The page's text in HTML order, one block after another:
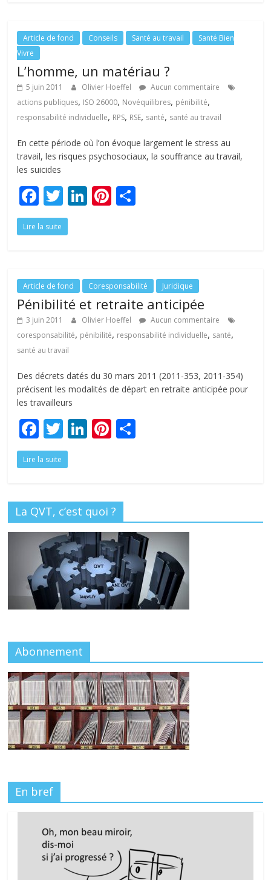
o
o
k
dI
n
st er
Article de fond Conseils Santé au travail
Santé Bien
Vivre
L’homme, un matériau ?
5 juin 2011 Olivier Hoeffel
Aucun commentaire
actions publiques, ISO 26000, Novéquilibres, pénibilité,
responsabilité individuelle, RPS, RSE, santé, santé au travail
En cette période où l’on évoque largement le stress au
travail, les risques psychosociaux, la souffrance au travail,
les suicides
F
ac
e
o
o
k
T
w
itt
Li
dI
n
Pi
st er
Lire la suite
Article de fond Coresponsabilité Juridique
Pénibilité et retraite anticipée
3 juin 2011 Olivier Hoeffel
Aucun commentaire
coresponsabilité, pénibilité, responsabilité individuelle, santé,
santé au travail
Des décrets datés du 30 mars 2011 (2011-353, 2011-354)
précisent les modalités de départ en retraite anticipée pour
les travailleurs
F
ac
e
o
o
k
T
w
itt
Li
dI
n
Pi
st
Lire la suite
La QVT, c’est quoi ?
Abonnement
En bref